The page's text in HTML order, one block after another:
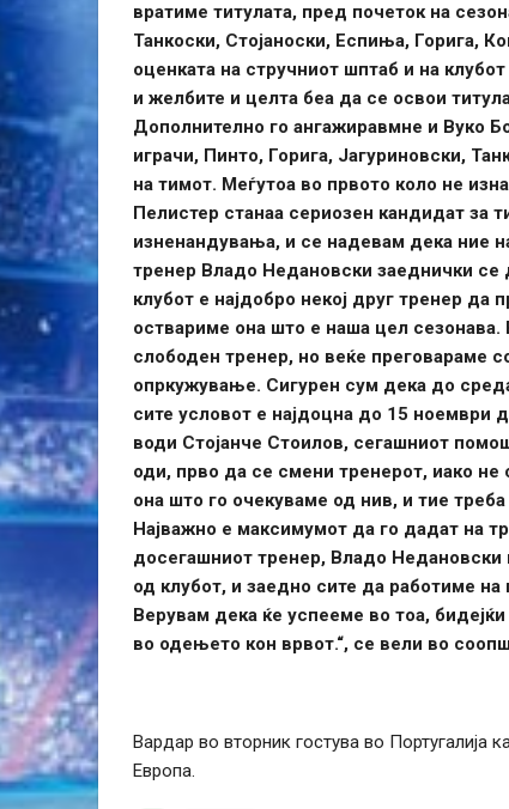
вратиме титулата, пред почеток на
Танкоски, Стојаноски, Еспиња, Горига,
оценката на стручниот шптаб и на
и желбите и целта беа да се освои
Дополнително го ангажиравмне и Вуко
играчи, Пинто, Горига, Јагуриновски,
на тимот. Меѓутоа во првото коло не
Пелистер станаа сериозен кандидат за
изненандувања, и се надевам дека ние
тренер Владо Недановски заеднички се
клубот е најдобро некој друг тренер
оствариме она што е наша цел сезонава.
слободен тренер, но веќе преговараме
опркужување. Сигурен сум дека до
сите условот е најдоцна до 15 ноември
води Стојанче Стоилов, сегашниот
оди, прво да се смени тренерот, иако
она што го очекуваме од нив, и тие
Најважно е максимумот да го дадат на
досегашниот тренер, Владо Недановски
од клубот, и заедно сите да работиме
Верувам дека ќе успееме во тоа,
во одењето кон врвот.“, се вели во
Вардар во вторник гостува во Португалија
Европа.